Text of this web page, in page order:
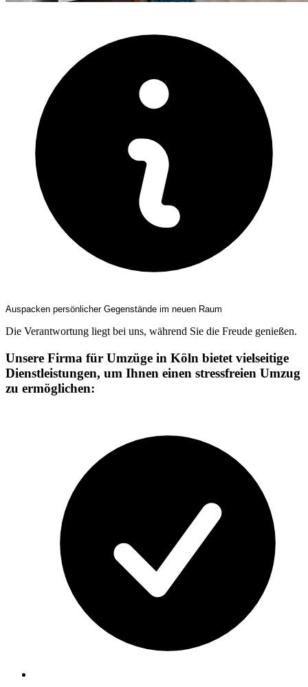
Auspacken persönlicher Gegenstände im neuen Raum
Die Verantwortung liegt bei uns, während Sie die Freude genießen.
Unsere Firma für Umzüge in Köln bietet vielseitige
Dienstleistungen, um Ihnen einen stressfreien Umzug
zu ermöglichen: